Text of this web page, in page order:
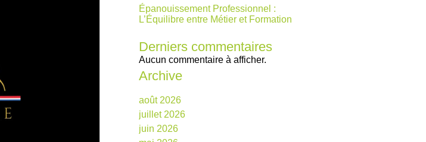
Épanouissement Professionnel :
L’Équilibre entre Métier et Formation
Derniers commentaires
Aucun commentaire à afficher.
Archive
août 2026
juillet 2026
juin 2026